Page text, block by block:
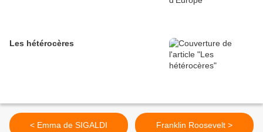
Les hétérocères
< Emma de SIGALDI Franklin Roosevelt >